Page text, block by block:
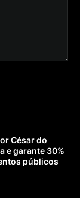
César do
e garante 30%
públicos